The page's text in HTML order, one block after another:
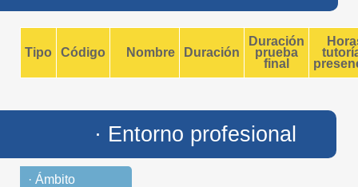
Tipo Código Nombre Duración
Duración
prueba
final
· Entorno profesional
· Ámbito